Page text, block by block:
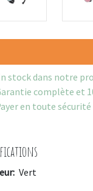
stock dans notre
complète et
en toute sécurité
Vert